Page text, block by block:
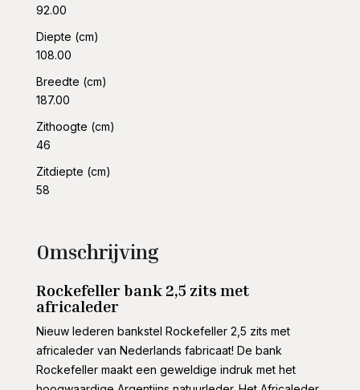
92.00
Diepte (cm)
108.00
Breedte (cm)
187.00
Zithoogte (cm)
46
Zitdiepte (cm)
58
Omschrijving
Rockefeller bank 2,5 zits met
africaleder
Nieuw lederen bankstel Rockefeller 2,5 zits met
africaleder van Nederlands fabricaat! De bank
Rockefeller maakt een geweldige indruk met het